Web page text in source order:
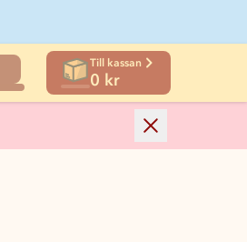
Till kassan
0 kr